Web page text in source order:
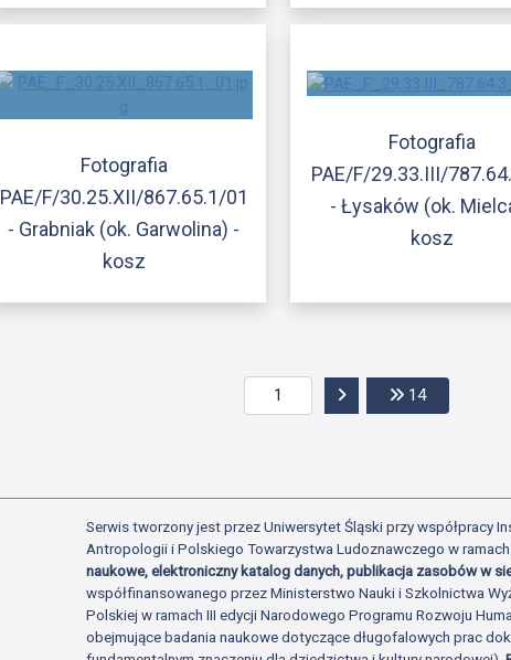
Fotografia
PAE/F/30.25.XII/867.65.1/01
- Grabniak (ok. Garwolina) -
kosz
Fotografia
PAE/F/29.33.III/
- Łysaków (ok.
kosz
Przejdź do następnej
14Przejdź do
Serwis tworzony jest przez Uniwersytet Śląski przy współpracy
Antropologii i Polskiego Towarzystwa Ludoznawczego w
naukowe, elektroniczny katalog danych, publikacja zasobów w
współfinansowanego przez Ministerstwo Nauki i Szkolnictwa
Polskiej w ramach III edycji Narodowego Programu Rozwoju
obejmujące badania naukowe dotyczące długofalowych prac